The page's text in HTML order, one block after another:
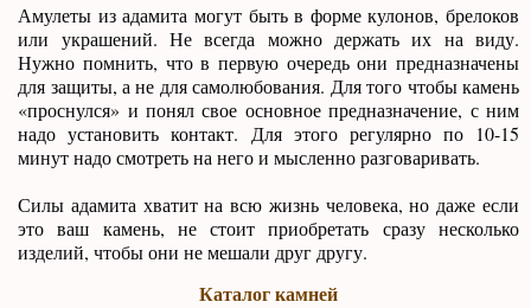
Амулеты из адамита могут быть в форме кулонов, брелоков
или украшений. Не всегда можно держать их на виду.
Нужно помнить, что в первую очередь они предназначены
для защиты, а не для самолюбования. Для того чтобы камень
«проснулся» и понял свое основное предназначение, с ним
надо установить контакт. Для этого регулярно по 10-15
минут надо смотреть на него и мысленно разговаривать.
Силы адамита хватит на всю жизнь человека, но даже если
это ваш камень, не стоит приобретать сразу несколько
изделий, чтобы они не мешали друг другу.
Каталог камней